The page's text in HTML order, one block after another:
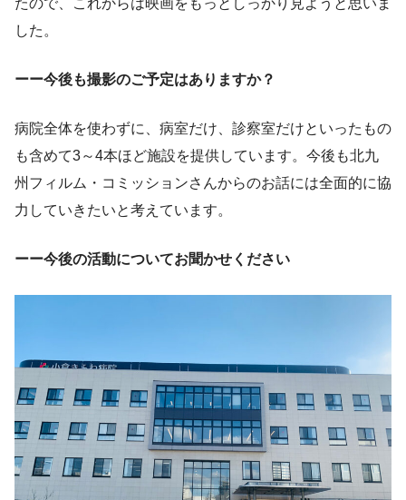
した。
ーー今後も撮影のご予定はありますか？
病院全体を使わずに、病室だけ、診察室だけといったもの
も含めて3～4本ほど施設を提供しています。今後も北九
州フィルム・コミッションさんからのお話には全面的に協
力していきたいと考えています。
ーー今後の活動についてお聞かせください